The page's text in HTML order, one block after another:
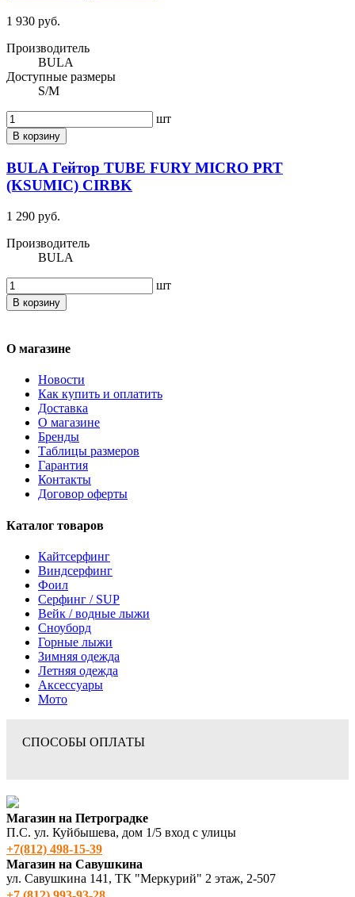
1 930 руб.
Производитель
BULA
Доступные размеры
S/M
шт
В корзину
BULA Гейтор TUBE FURY MICRO PRT
(KSUMIC) CIRBK
1 290 руб.
Производитель
BULA
шт
В корзину
О магазине
Новости
Как купить и оплатить
Доставка
О магазине
Бренды
Таблицы размеров
Гарантия
Контакты
Договор оферты
Каталог товаров
Кайтсерфинг
Виндсерфинг
Фоил
Серфинг / SUP
Вейк / водные лыжи
Сноуборд
Горные лыжи
Зимняя одежда
Летняя одежда
Аксессуары
Мото
СПОСОБЫ ОПЛАТЫ
Магазин на Петроградке
П.С. ул. Куйбышева, дом 1/5 вход с улицы
+7(812) 498‑15-39
Магазин на Савушкина
ул. Савушкина 141, ТК "Меркурий" 2 этаж, 2-507